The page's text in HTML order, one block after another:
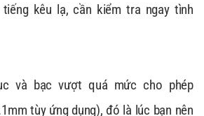
kêu lạ, cần kiểm tra ngay tình
và bạc vượt quá mức cho phép
tùy ứng dụng), đó là lúc bạn nên